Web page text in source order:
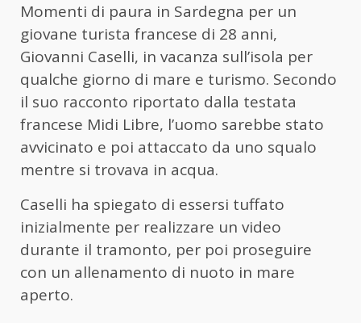
Momenti di paura in Sardegna per un
giovane turista francese di 28 anni,
Giovanni Caselli, in vacanza sull’isola per
qualche giorno di mare e turismo. Secondo
il suo racconto riportato dalla testata
francese Midi Libre, l’uomo sarebbe stato
avvicinato e poi attaccato da uno squalo
mentre si trovava in acqua.
Caselli ha spiegato di essersi tuffato
inizialmente per realizzare un video
durante il tramonto, per poi proseguire
con un allenamento di nuoto in mare
aperto.